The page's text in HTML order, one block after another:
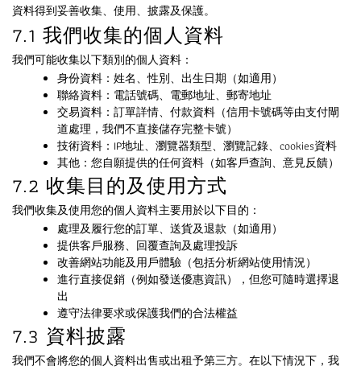
資料得到妥善收集、使用、披露及保護。
7.1 我們收集的個人資料
我們可能收集以下類別的個人資料：
身份資料：姓名、性別、出生日期（如適用）
聯絡資料：電話號碼、電郵地址、郵寄地址
交易資料：訂單詳情、付款資料（信用卡號碼等由支付閘
道處理，我們不直接儲存完整卡號）
技術資料：IP地址、瀏覽器類型、瀏覽記錄、cookies資料
其他：您自願提供的任何資料（如客戶查詢、意見反饋）
7.2 收集目的及使用方式
我們收集及使用您的個人資料主要用於以下目的：
處理及履行您的訂單、送貨及退款（如適用）
提供客戶服務、回覆查詢及處理投訴
改善網站功能及用戶體驗（包括分析網站使用情況）
進行直接促銷（例如發送優惠資訊），但您可隨時選擇退
出
遵守法律要求或保護我們的合法權益
7.3 資料披露
我們不會將您的個人資料出售或出租予第三方。在以下情況下，我